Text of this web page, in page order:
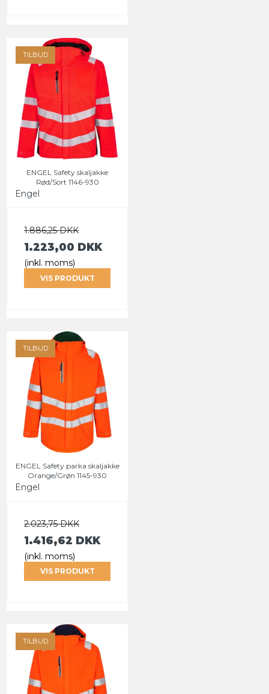
TILBUD
ENGEL Safety skaljakke
Rød/Sort 1146-930
Engel
1.886,25 DKK
1.223,00 DKK
(inkl. moms)
VIS PRODUKT
TILBUD
ENGEL Safety parka skaljakke
Orange/Grøn 1145-930
Engel
2.023,75 DKK
1.416,62 DKK
(inkl. moms)
VIS PRODUKT
TILBUD